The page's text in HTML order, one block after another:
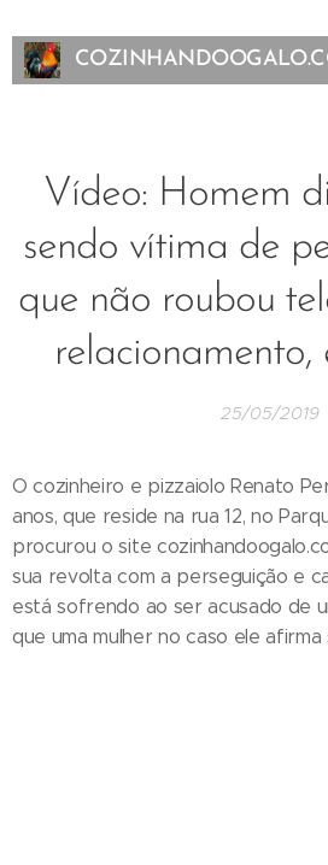
Vídeo: Homem
sendo vítima de
que não roubou
relacionamento,
25/05/2019
O cozinheiro e pizzaiolo Renato
anos, que reside na rua 12, no
procurou o site
sua revolta com a perseguição e
está sofrendo ao ser acusado de
que uma mulher no caso ele